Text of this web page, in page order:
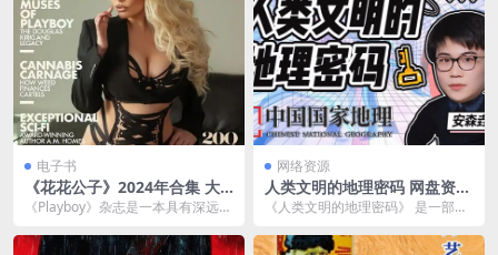
电子书
《花花公子》2024年合集 大
尺度杂志[pdf]
《Playboy》杂志是一本具有深远影
由休·赫...
网络资源
人类文明的地理密码 网盘资源
下载
《人类文明的地理密码》 是一部在
录片，主要探讨...